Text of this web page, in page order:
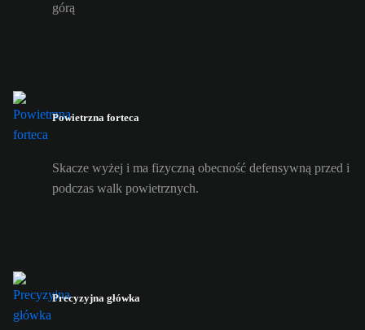
górą
Powietrzna forteca
Skacze wyżej i ma fizyczną obecność defensywną przed i
podczas walk powietrznych.
Precyzyjna główka